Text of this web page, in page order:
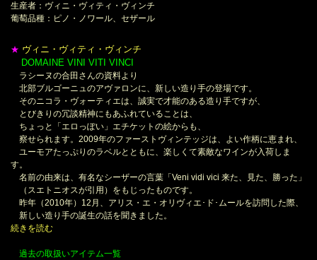
生産者：ヴィニ・ヴィティ・ヴィンチ
葡萄品種：ピノ・ノワール、セザール
★ ヴィニ・ヴィティ・ヴィンチ
DOMAINE VINI VITI VINCI
ラシーヌの合田さんの資料より
北部ブルゴーニュのアヴァロンに、新しい造り手の登場です。
そのニコラ・ヴォーティエは、誠実で才能のある造り手ですが、
とびきりの冗談精神にもあふれていることは、
ちょっと「エロっぽい」エチケットの絵からも、
察せられます。2009年のファーストヴィンテッジは、よい作柄に恵まれ、
ユーモアたっぷりのラベルとともに、楽しくて素敵なワインが入荷しま
す。
名前の由来は、有名なシーザーの言葉「Veni vidi vici 来た、見た、勝った」
（スエトニオスが引用）をもじったものです。
昨年（2010年）12月、アリス・エ・オリヴィエ･ド･ムールを訪問した際、
新しい造り手の誕生の話を聞きました。
続きを読む
過去の取扱いアイテム一覧